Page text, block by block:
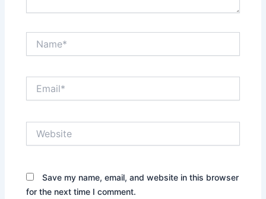
Save my name, email, and website in this browser
for the next time I comment.